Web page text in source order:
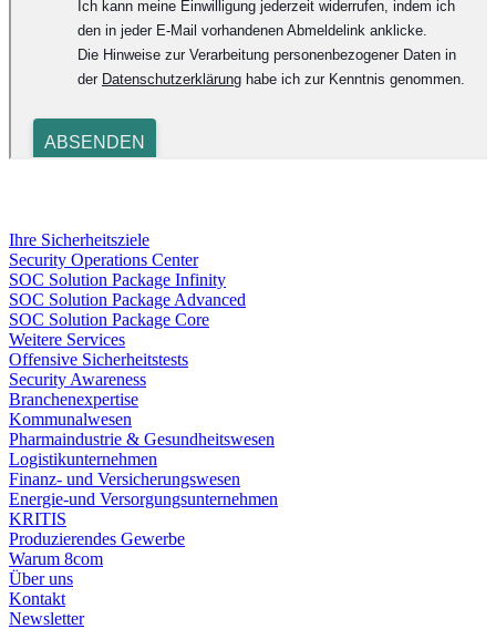
Ihre Sicherheitsziele
Security Operations Center
SOC Solution Package Infinity
SOC Solution Package Advanced
SOC Solution Package Core
Weitere Services
Offensive Sicherheitstests
Security Awareness
Branchenexpertise
Kommunalwesen
Pharmaindustrie & Gesundheitswesen
Logistikunternehmen
Finanz- und Versicherungswesen
Energie-und Versorgungsunternehmen
KRITIS
Produzierendes Gewerbe
Warum 8com
Über uns
Kontakt
Newsletter